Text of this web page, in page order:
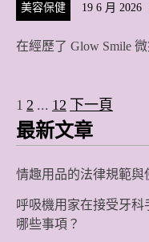
美容保健 19 6 月 2026
在經歷了 Glow Smile
文
章
分
頁
1 2 ... 12 下一頁
最新文章
情趣用品的法律規範與
呼吸機用家在接受牙
哪些事項？